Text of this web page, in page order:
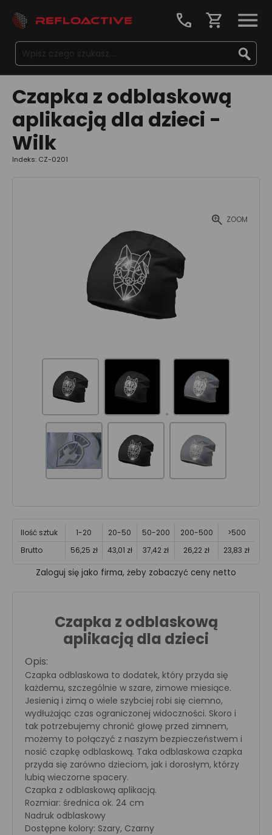
call shopping_cart
Czapka z odblaskową
aplikacją dla dzieci -
Wilk
Indeks: CZ-0201
ZOOM
Ilość sztuk 1-20 20-50 50-200 200-500
>500
Brutto
56,25 zł 43,01 zł 37,42 zł 26,22 zł 23,83 zł
Zaloguj się jako firma, żeby zobaczyć ceny netto
Czapka z odblaskową
aplikacją dla dzieci
Opis:
Czapka odblaskowa to dodatek, który przyda się
każdemu, szczególnie w szare, zimowe miesiące.
Jesienią i zimą o wiele szybciej robi się ciemno,
wydłużając czas ograniczonej widoczności. Skoro i
tak potrzebujemy chronić głowę przed zimnem,
możemy to połączyć z naszym bezpieczeństwem i
nosić czapkę odblaskową. Taka odblaskowa czapka
przyda się zarówno dzieciom, jak i dorosłym, którzy
lubią wieczorne spacery.
Czapka z odblaskową aplikacją.
Rozmiar: średnica ok. 24 cm
Nadruk odblaskowy
Dostępne kolory: Szary, Czarny